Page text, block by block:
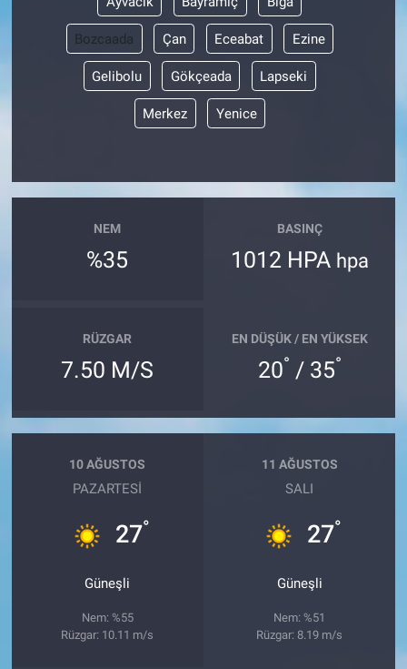
Bozcaada Çan Eceabat Ezine
Gelibolu Gökçeada Lapseki
Merkez Yenice
NEM
%35
BASINÇ
1012 HPA hpa
RÜZGAR
7.50 M/S
EN DÜŞÜK / EN YÜKSEK
20° / 35°
10 AĞUSTOS
PAZARTESI
27°
Güneşli
Nem: %55
Rüzgar: 10.11 m/s
11 AĞUSTOS
SALI
27°
Güneşli
Nem: %51
Rüzgar: 8.19 m/s